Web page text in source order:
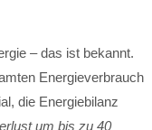
– das ist bekannt.
Energieverbrauch
die Energiebilanz
um bis zu 40